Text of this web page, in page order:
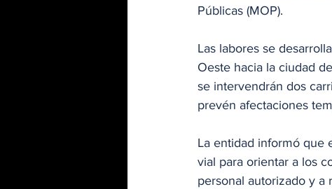
Públicas (MOP).
Las labores se
Oeste hacia la ciudad
se intervendrán dos
prevén afectaciones
La entidad informó que
vial para orientar a los
personal autorizado y